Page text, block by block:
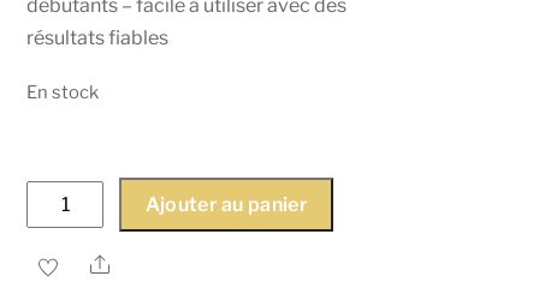
débutants – facile à utiliser avec des
résultats fiables
En stock
quantité
de
LashBond
Ajouter au panier
Share